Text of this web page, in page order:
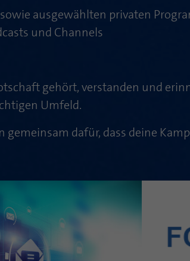
ausgewählten privaten
und Channels
gehört, verstanden und
Umfeld.
dafür, dass deine